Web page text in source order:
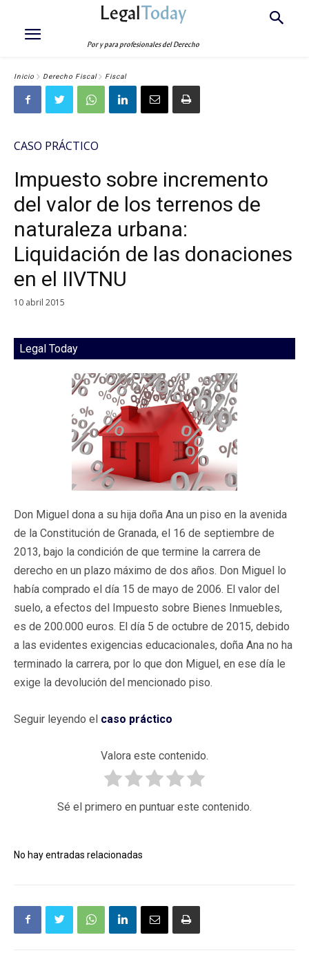
LegalToday
Por y para profesionales del Derecho
Inicio Derecho Fiscal Fiscal
CASO PRÁCTICO
Impuesto sobre incremento
del valor de los terrenos de
naturaleza urbana:
Liquidación de las donaciones
en el IIVTNU
10 abril 2015
Legal Today
Don Miguel dona a su hija doña Ana un piso en la avenida
de la Constitución de Granada, el 16 de septiembre de
2013, bajo la condición de que termine la carrera de
derecho en un plazo máximo de dos años. Don Miguel lo
había comprado el día 15 de mayo de 2006. El valor del
suelo, a efectos del Impuesto sobre Bienes Inmuebles,
es de 200.000 euros. El día 5 de octubre de 2015, debido
a las evidentes exigencias educacionales, doña Ana no ha
terminado la carrera, por lo que don Miguel, en ese día le
exige la devolución del mencionado piso.
Seguir leyendo el caso práctico
Valora este contenido.
Sé el primero en puntuar este contenido.
No hay entradas relacionadas